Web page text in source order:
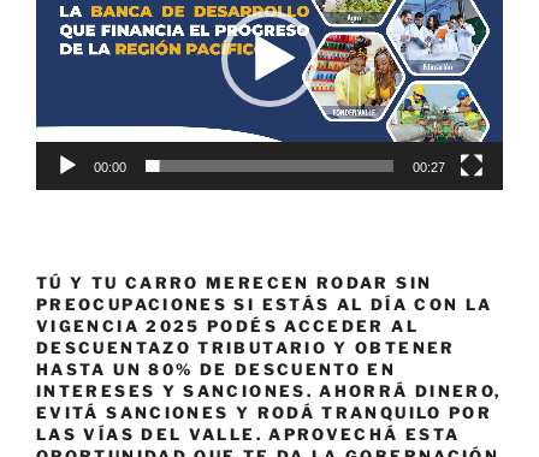
00:00 00:27
TÚ Y TU CARRO MERECEN RODAR SIN
PREOCUPACIONES SI ESTÁS AL DÍA CON LA
VIGENCIA 2025 PODÉS ACCEDER AL
DESCUENTAZO TRIBUTARIO Y OBTENER
HASTA UN 80% DE DESCUENTO EN
INTERESES Y SANCIONES. AHORRÁ DINERO,
EVITÁ SANCIONES Y RODÁ TRANQUILO POR
LAS VÍAS DEL VALLE. APROVECHÁ ESTA